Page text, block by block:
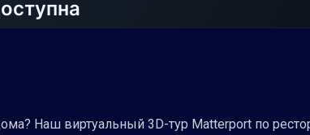
Наш виртуальный 3D-тур Matterport по